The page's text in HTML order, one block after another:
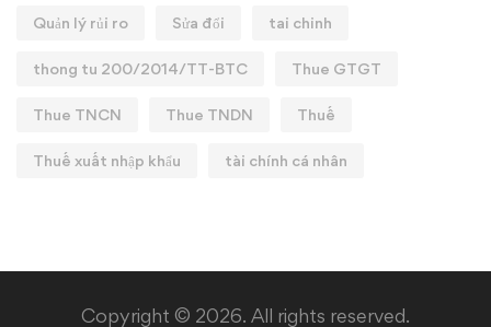
Quản lý rủi ro Sửa đổi tai chinh
thong tu 200/2014/TT-BTC Thue GTGT
Thue TNCN Thue TNDN Thuế
Thuế xuất nhập khẩu tài chính cá nhân
Copyright © 2026. All rights reserved.